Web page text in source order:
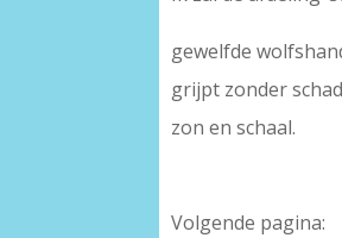
gewelfde
grijpt zonder
zon en schaal.
Volgende pagina: